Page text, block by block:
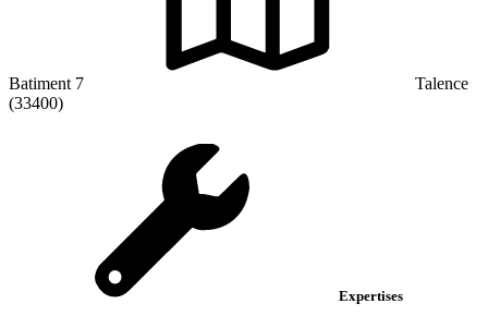
Batiment 7
Talence
(33400)
Expertises